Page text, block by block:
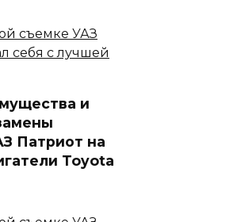
и
Патриот на
Toyota